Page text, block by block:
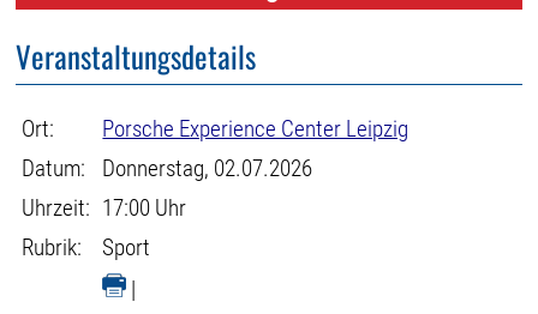
Veranstaltungsdetails
Ort:
Porsche Experience Center Leipzig
Datum:
Donnerstag, 02.07.2026
Uhrzeit: 17:00 Uhr
Rubrik:
Sport
|